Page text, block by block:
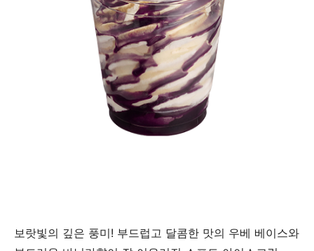
보랏빛의 깊은 풍미! 부드럽고 달콤한 맛의 우베 베이스와